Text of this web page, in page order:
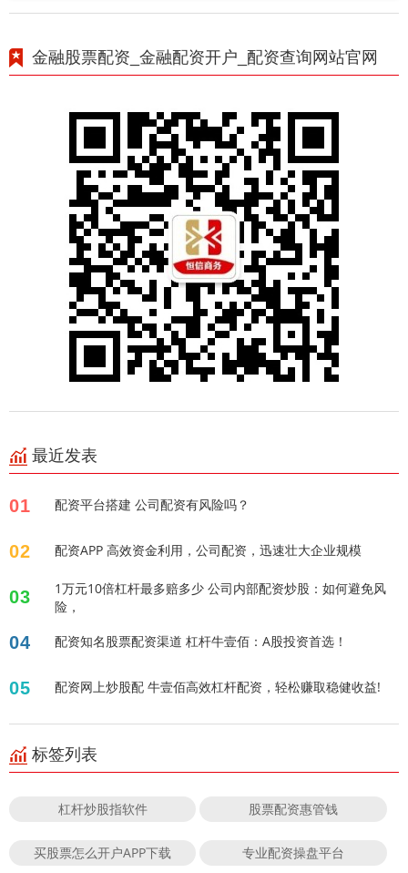
金融股票配资_金融配资开户_配资查询网站官网
最近发表
01 配资平台搭建 公司配资有风险吗？
02 配资APP 高效资金利用，公司配资，迅速壮大企业规模
03
1万元10倍杠杆最多赔多少 公司内部配资炒股：如何避免风
险，
04 配资知名股票配资渠道 杠杆牛壹佰：A股投资首选！
05 配资网上炒股配 牛壹佰高效杠杆配资，轻松赚取稳健收益!
标签列表
杠杆炒股指软件 股票配资惠管钱
买股票怎么开户APP下载 专业配资操盘平台